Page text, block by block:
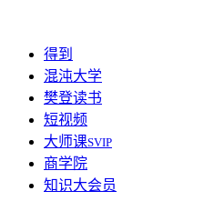
得到
混沌大学
樊登读书
短视频
大师课SVIP
商学院
知识大会员